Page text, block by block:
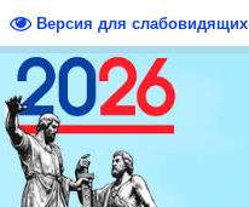
Версия для слабовидящих
какГостьГруппа "Гости" Пятница, 07